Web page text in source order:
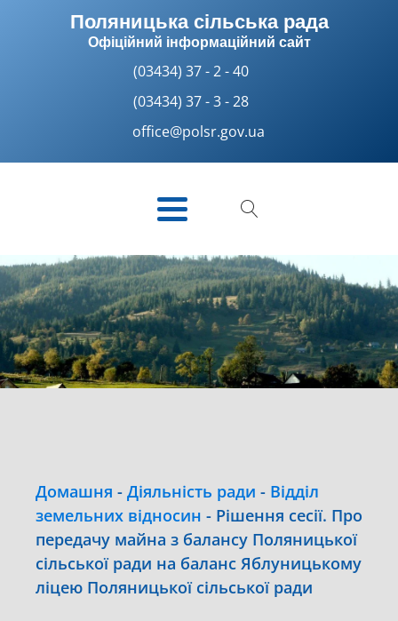
Поляницька сільська рада
Офіційний інформаційний сайт
(03434) 37 - 2 - 40
(03434) 37 - 3 - 28
office@polsr.gov.ua
Домашня - Діяльність ради - Відділ
земельних відносин - Рішення сесії. Про
передачу майна з балансу Поляницької
сільської ради на баланс Яблуницькому
ліцею Поляницької сільської ради